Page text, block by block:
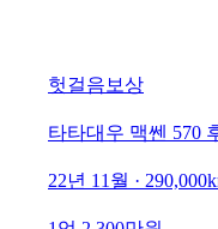
헛걸음보상
타타대우 맥쎈 570
22년 11월 ·